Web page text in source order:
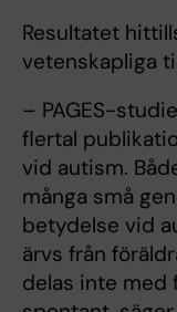
Resultatet
vetenskapliga
– PAGES-
flertal
vid autism.
många små
betydelse vid
ärvs från
delas inte med